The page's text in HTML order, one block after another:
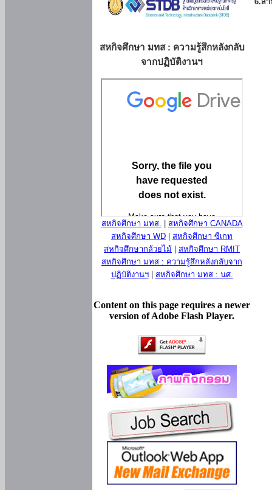
สหกิจศึกษา มทส : ความรู้สึกหลังกลับ
จากปฏิบัติงานฯ
สหกิจศึกษา มทส.
สหกิจศึกษา CANADA
สหกิจศึกษา WD
สหกิจศึกษา ซีเกท
สหกิจศึกษากล้วยไม้
สหกิจศึกษา RMIT
สหกิจศึกษา มทส : ความรู้สึกหลังกลับจาก
ปฏิบัติงานฯ| สหกิจศึกษา มทส : นศ.
Content on this page requires a newer
version of Adobe Flash Player.